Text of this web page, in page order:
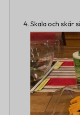
Skala och skär